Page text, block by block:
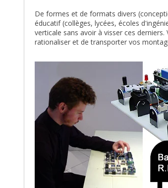
De formes et de formats divers
éducatif (collèges, lycées, écoles
verticale sans avoir à visser ces
rationaliser et de transporter vos